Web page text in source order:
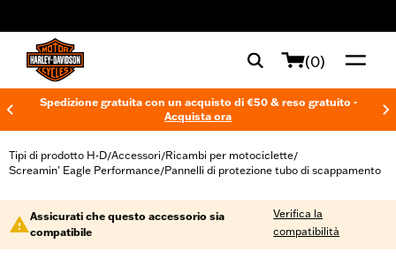
(0)
Spedizione gratuita con un acquisto di €50 & reso gratuito -
Acquista ora
Tipi di prodotto H-D/Accessori/Ricambi per motociclette/
Screamin' Eagle Performance/Pannelli di protezione tubo di scappamento
Assicurati che questo accessorio sia
compatibile
Verifica la
compatibilità